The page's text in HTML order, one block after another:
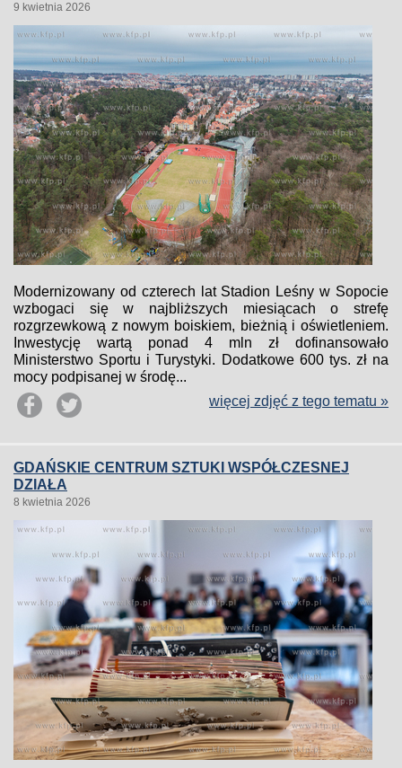
9 kwietnia 2026
Modernizowany od czterech lat Stadion Leśny w Sopocie
wzbogaci się w najbliższych miesiącach o strefę
rozgrzewkową z nowym boiskiem, bieżnią i oświetleniem.
Inwestycję wartą ponad 4 mln zł dofinansowało
Ministerstwo Sportu i Turystyki. Dodatkowe 600 tys. zł na
mocy podpisanej w środę...
więcej zdjęć z tego tematu »
GDAŃSKIE CENTRUM SZTUKI WSPÓŁCZESNEJ
DZIAŁA
8 kwietnia 2026